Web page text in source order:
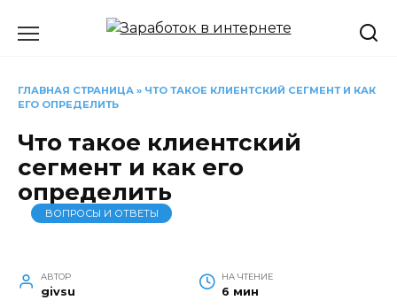
ГЛАВНАЯ СТРАНИЦА » ЧТО ТАКОЕ КЛИЕНТСКИЙ СЕГМЕНТ И КАК
ЕГО ОПРЕДЕЛИТЬ
Что такое клиентский
сегмент и как его
определить
ВОПРОСЫ И ОТВЕТЫ
АВТОР
givsu
НА ЧТЕНИЕ
6 мин